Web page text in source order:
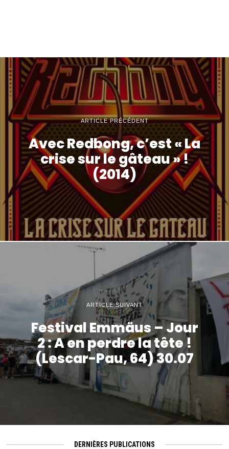
ARTICLE PRÉCÉDENT
Avec Redbong, c’est « La
crise sur le gâteau » !
(2014)
ARTICLE SUIVANT
Festival Emmäus – Jour
2 : A en perdre la tête !
(Lescar-Pau, 64) 30.07
DERNIÈRES PUBLICATIONS